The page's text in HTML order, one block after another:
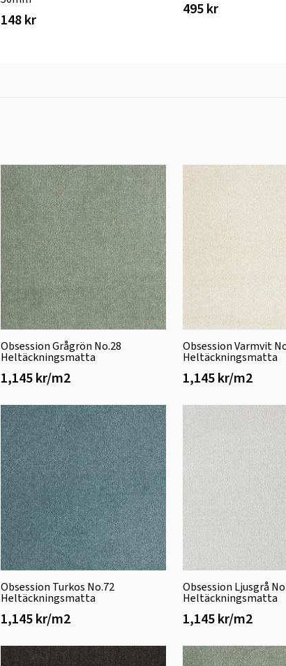
148 kr
495 kr
Obsession Grågrön No.28
Heltäckningsmatta
1,145 kr/m2
Obsession Varmvit
Heltäckningsmatta
1,145 kr/m2
Obsession Turkos No.72
Heltäckningsmatta
1,145 kr/m2
Obsession Ljusgrå
Heltäckningsmatta
1,145 kr/m2